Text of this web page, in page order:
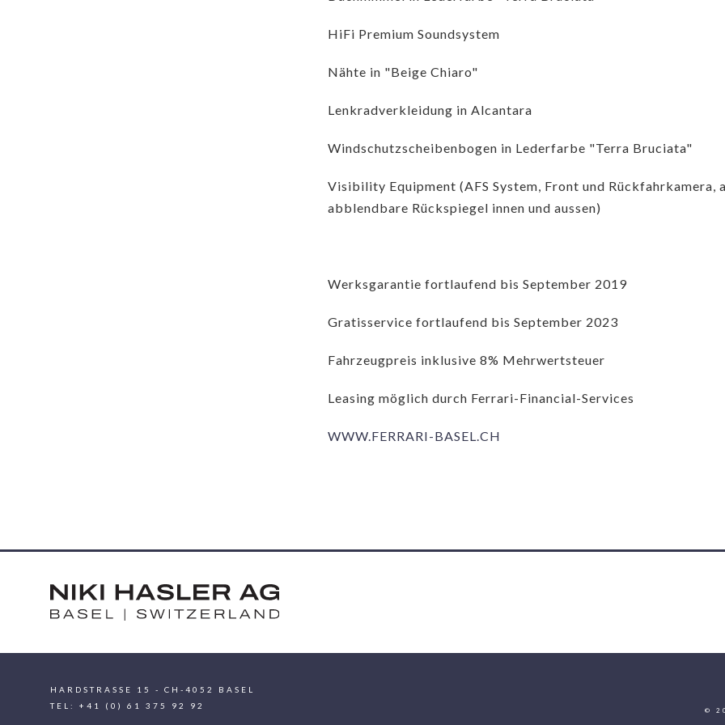
HiFi Premium Soundsystem
Nähte in "Beige Chiaro"
Lenkradverkleidung in Alcantara
Windschutzscheibenbogen in Lederfarbe "Terra Bruciata"
Visibility Equipment (AFS System, Front und Rückfahrkamera,
abblendbare Rückspiegel innen und aussen)
Werksgarantie fortlaufend bis September 2019
Gratisservice fortlaufend bis September 2023
Fahrzeugpreis inklusive 8% Mehrwertsteuer
Leasing möglich durch Ferrari-Financial-Services
WWW.FERRARI-BASEL.CH
HARDSTRASSE 15 - CH-4052 BASEL
TEL: +41 (0) 61 375 92 92
©